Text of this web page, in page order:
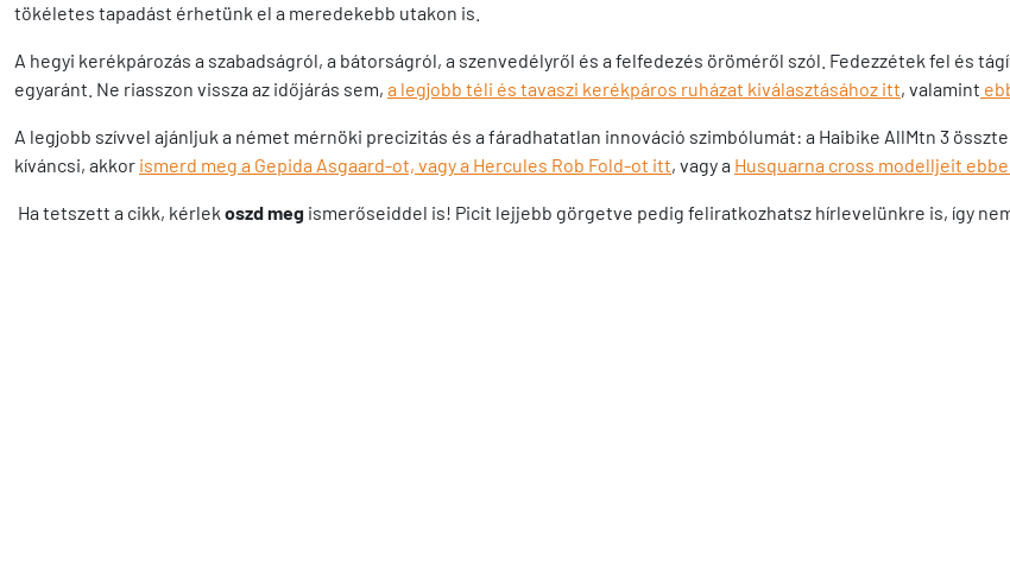
tökéletes tapadást érhetünk el a meredekebb utakon is.
A hegyi kerékpározás a szabadságról, a bátorságról, a szenvedélyről és a felfedezés öröméről szól. Fedezzétek fel és
egyaránt. Ne riasszon vissza az időjárás sem, a legjobb téli és tavaszi kerékpáros ruházat kiválasztásához itt, valamint
A legjobb szívvel ajánljuk a német mérnöki precizitás és a fáradhatatlan innováció szimbólumát: a Haibike AllMtn 3
kíváncsi, akkor ismerd meg a Gepida Asgaard-ot, vagy a Hercules Rob Fold-ot itt, vagy a Husquarna cross modelljeit
Ha tetszett a cikk, kérlek oszd meg ismerőseiddel is! Picit lejjebb görgetve pedig feliratkozhatsz hírlevelünkre is, így